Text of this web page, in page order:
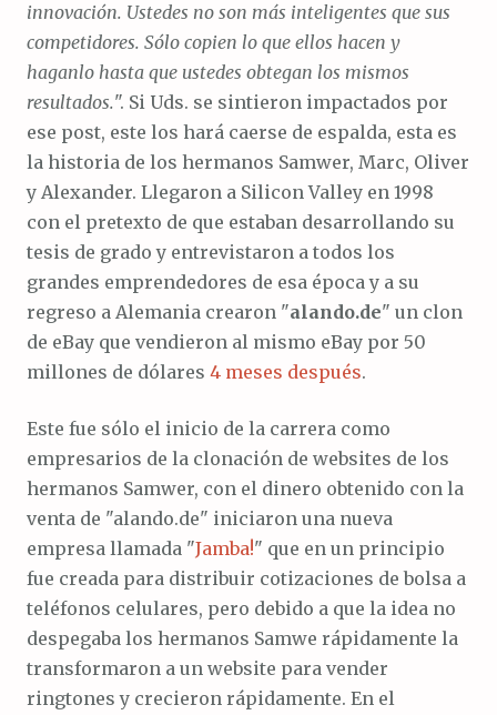
innovación. Ustedes no son más inteligentes que sus
competidores. Sólo copien lo que ellos hacen y
haganlo hasta que ustedes obtegan los mismos
resultados.". Si Uds. se sintieron impactados por
ese post, este los hará caerse de espalda, esta es
la historia de los hermanos Samwer, Marc, Oliver
y Alexander. Llegaron a Silicon Valley en 1998
con el pretexto de que estaban desarrollando su
tesis de grado y entrevistaron a todos los
grandes emprendedores de esa época y a su
regreso a Alemania crearon "alando.de" un clon
de eBay que vendieron al mismo eBay por 50
millones de dólares 4 meses después.
Este fue sólo el inicio de la carrera como
empresarios de la clonación de websites de los
hermanos Samwer, con el dinero obtenido con la
venta de "alando.de" iniciaron una nueva
empresa llamada "Jamba!" que en un principio
fue creada para distribuir cotizaciones de bolsa a
teléfonos celulares, pero debido a que la idea no
despegaba los hermanos Samwe rápidamente la
transformaron a un website para vender
ringtones y crecieron rápidamente. En el